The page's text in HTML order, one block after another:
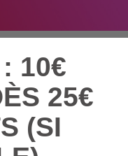
10€
25€
(SI